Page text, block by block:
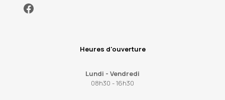
Facebook
Heures d'ouverture
Lundi - Vendredi
08h30 - 16h30